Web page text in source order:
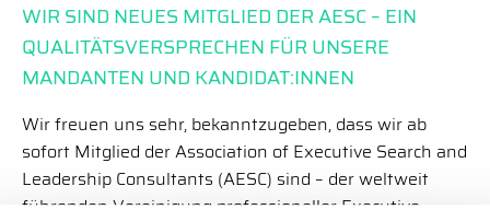
WIR SIND NEUES MITGLIED DER AESC – EIN
QUALITÄTSVERSPRECHEN FÜR UNSERE
MANDANTEN UND KANDIDAT:INNEN
Wir freuen uns sehr, bekanntzugeben, dass wir ab
sofort Mitglied der Association of Executive Search and
Leadership Consultants (AESC) sind – der weltweit
führenden Vereinigung professioneller Executive